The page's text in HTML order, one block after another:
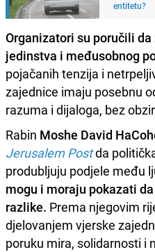
entitetu?
Organizatori su poručili
jedinstva i međusobnog
pojačanih tenzija i
zajednice imaju posebnu
razuma i dijaloga, bez
Rabin Moshe David
Jerusalem Postda
produbljuju podjele među
mogu i moraju pokazati
razlike. Prema njegovim
djelovanjem vjerske
poruku mira, solidarnosti i